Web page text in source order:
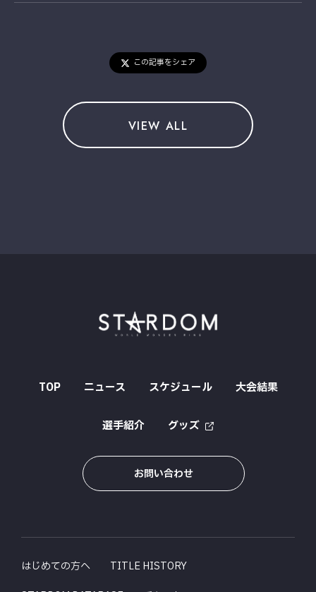
この記事をシェア
VIEW ALL
TOP ニュース スケジュール 大会結果
選手紹介 グッズ
お問い合わせ
はじめての方へ
TITLE HISTORY